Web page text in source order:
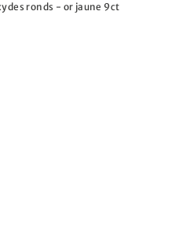
ronds - or jaune 9ct